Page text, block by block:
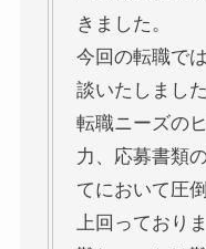
きました。
今回の転職で
談いたしました
転職ニーズの
力、応募書類
てにおいて圧
上回っておりま